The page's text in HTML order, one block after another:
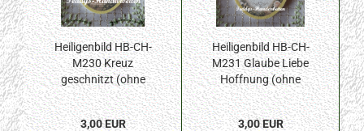
Heiligenbild HB-CH-
M230 Kreuz
geschnitzt (ohne
Stickrand) 50x70mm
3,00 EUR
Heiligenbild HB-CH-
M231 Glaube Liebe
Hoffnung (ohne
Stickrand) 50x70mm
3,00 EUR